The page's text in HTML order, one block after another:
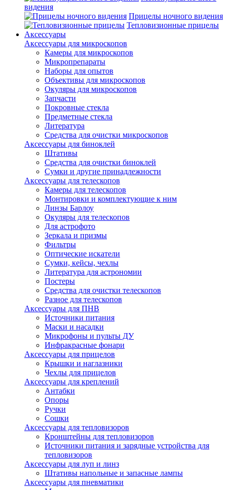
видения
Прицелы ночного видения
Тепловизионные прицелы
Аксессуары
Аксессуары для микроскопов
Камеры для микроскопов
Микропрепараты
Наборы для опытов
Объективы для микроскопов
Окуляры для микроскопов
Запчасти
Покровные стекла
Предметные стекла
Литература
Средства для очистки микроскопов
Аксессуары для биноклей
Штативы
Средства для очистки биноклей
Сумки и другие принадлежности
Аксессуары для телескопов
Камеры для телескопов
Монтировки и комплектующие к ним
Линзы Барлоу
Окуляры для телескопов
Для астрофото
Зеркала и призмы
Фильтры
Оптические искатели
Сумки, кейсы, чехлы
Литература для астрономии
Постеры
Средства для очистки телескопов
Разное для телескопов
Аксессуары для ПНВ
Источники питания
Маски и насадки
Микрофоны и пульты ДУ
Инфракрасные фонари
Аксессуары для прицелов
Крышки и наглазники
Чехлы для прицелов
Аксессуары для креплений
Антабки
Опоры
Ручки
Сошки
Аксессуары для тепловизоров
Кронштейны для тепловизоров
Источники питания и зарядные устройства для
тепловизоров
Аксессуары для луп и линз
Штативы напольные и запасные лампы
Аксессуары для пневматики